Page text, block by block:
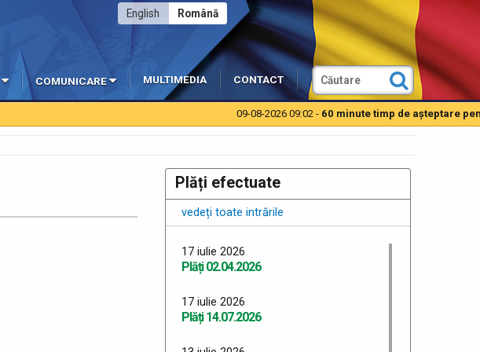
Română
English
COMUNICARE MULTIMEDIA CONTACT
09-08-2026 09:02 -60 minute timp de aşteptare
Plăți efectuate
vedeți toate intrările
17 iulie 2026
Plăți 02.04.2026
17 iulie 2026
Plăți 14.07.2026